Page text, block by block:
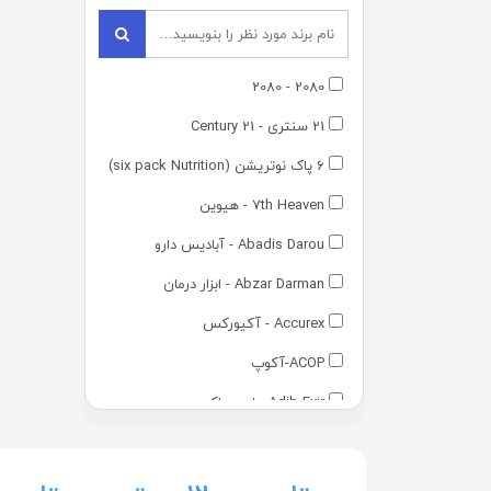
2080 - 2080
21 سنتری - 21 Century
6 پاک نوتریشن (six pack Nutrition)
7th Heaven - هیوین
Abadis Darou - آبادیس دارو
Abzar Darman - ابزار درمان
Accurex - آکیورکس
ACOP-آکوپ
Adib Exir - ادیب اکسیر